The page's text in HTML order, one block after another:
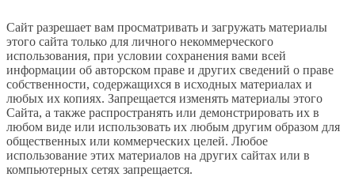
Сайт разрешает вам просматривать и загружать материалы
этого сайта только для личного некоммерческого
использования, при условии сохранения вами всей
информации об авторском праве и других сведений о праве
собственности, содержащихся в исходных материалах и
любых их копиях. Запрещается изменять материалы этого
Сайта, а также распространять или демонстрировать их в
любом виде или использовать их любым другим образом для
общественных или коммерческих целей. Любое
использование этих материалов на других сайтах или в
компьютерных сетях запрещается.